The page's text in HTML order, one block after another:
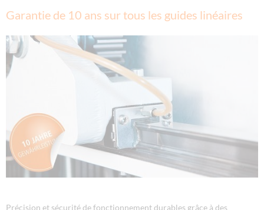
Garantie de 10 ans sur tous les guides linéaires
Précision et sécurité de fonctionnement durables grâce à des